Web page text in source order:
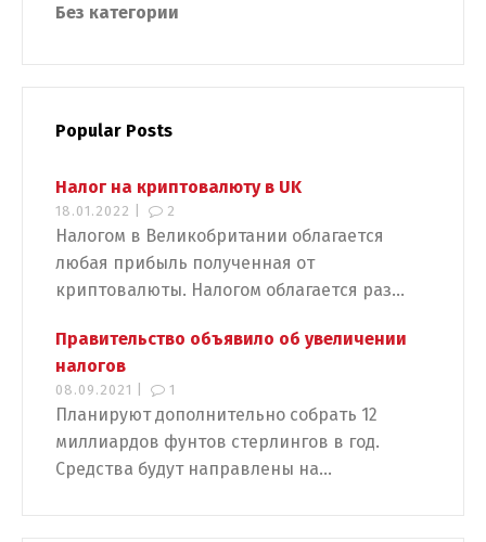
Без категории
Popular Posts
Налог на криптовалюту в UK
18.01.2022 | 2
Налогом в Великобритании облагается
любая прибыль полученная от
криптовалюты. Налогом облагается раз...
Правительство объявило об увеличении
налогов
08.09.2021 | 1
Планируют дополнительно собрать 12
миллиардов фунтов стерлингов в год.
Средства будут направлены на...